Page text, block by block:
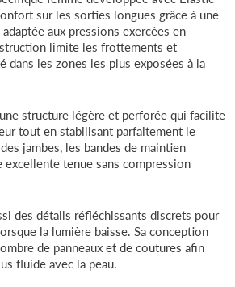
sur les sorties longues grâce à une
aux pressions exercées en
limite les frottements et
dans les zones les plus exposées à la
structure légère et perforée qui facilite
tout en stabilisant parfaitement le
jambes, les bandes de maintien
excellente tenue sans compression
des détails réfléchissants discrets pour
la lumière baisse. Sa conception
de panneaux et de coutures afin
fluide avec la peau.